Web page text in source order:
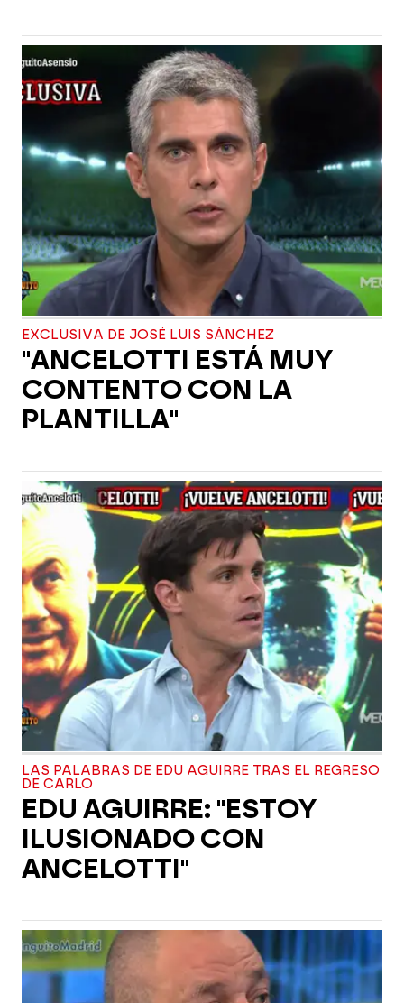
EXCLUSIVA DE JOSÉ LUIS SÁNCHEZ
"ANCELOTTI ESTÁ MUY
CONTENTO CON LA
PLANTILLA"
LAS PALABRAS DE EDU AGUIRRE TRAS EL REGRESO
DE CARLO
EDU AGUIRRE: "ESTOY
ILUSIONADO CON
ANCELOTTI"